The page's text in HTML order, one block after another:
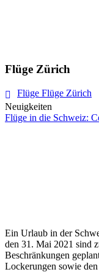
Flüge Zürich
Flüge Flüge Zürich
Neuigkeiten
Flüge in die Schweiz:
Ein Urlaub in der
den 31. Mai 2021 sind
Beschränkungen
Lockerungen sowie